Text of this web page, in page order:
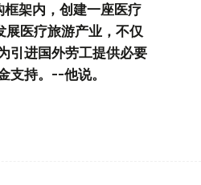
架内，创建一座医疗
医疗旅游产业，不仅
引进国外劳工提供必要
支持。--他说。